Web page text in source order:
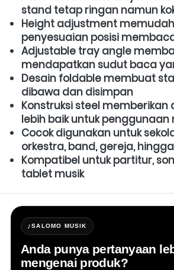
stand tetap ringan namun
Height adjustment
penyesuaian posisi
Adjustable tray angle
mendapatkan sudut baca
Desain foldable membuat
dibawa dan disimpan
Konstruksi steel
lebih baik untuk penggunaan
Cocok digunakan untuk
orkestra, band, gereja,
Kompatibel untuk partitur,
tablet musik
♪SALOMO MUSIK
Anda punya pertanyaan
mengenai produk?